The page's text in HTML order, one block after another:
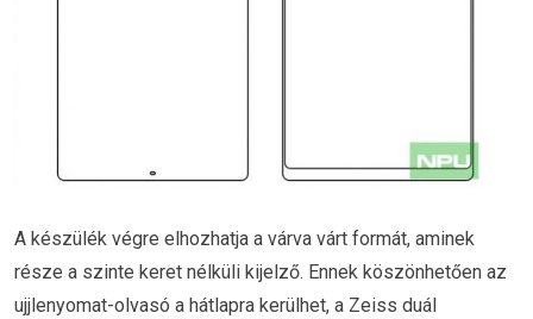
A készülék végre elhozhatja a várva várt formát, aminek
része a szinte keret nélküli kijelző. Ennek köszönhetően az
ujjlenyomat-olvasó a hátlapra kerülhet, a Zeiss duál